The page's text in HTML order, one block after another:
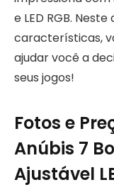
e LED RGB.
características,
ajudar você a
seus jogos!
Fotos e
Anúbis 7
Ajustável